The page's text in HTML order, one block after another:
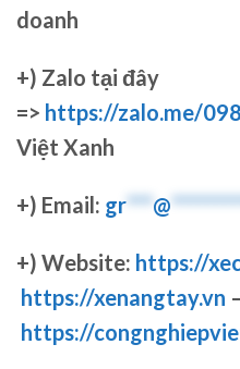
doanh
+) Zalo tại đây
=> https://zalo.me/
Việt Xanh
+) Email: gr***@
+) Website: https://
https://xenangtay.vn –
https://